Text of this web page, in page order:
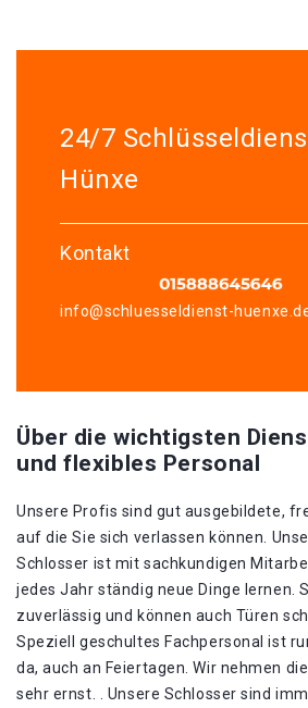
24/7
Hünxe
Kontakt
info@schluesseldienst-
Über die wichtigsten
und flexibles Personal
Unsere Profis sind gut ausgebildete,
auf die Sie sich verlassen können.
Schlosser ist mit sachkundigen
jedes Jahr ständig neue Dinge lernen.
zuverlässig und können auch Türen
Speziell geschultes Fachpersonal ist
da, auch an Feiertagen. Wir nehmen
sehr ernst. . Unsere Schlosser sind